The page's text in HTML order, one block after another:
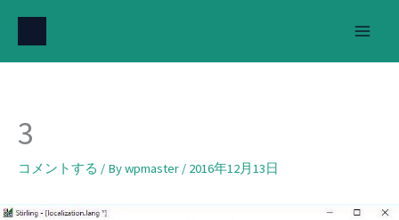
を
3
コメントする / Bywpmaster / 2016年12月13日